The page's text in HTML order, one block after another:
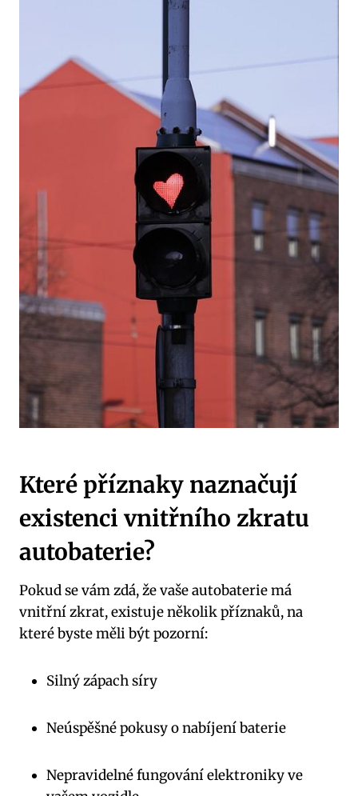
Které příznaky naznačují
existenci vnitřního zkratu
autobaterie?
Pokud se vám zdá, že vaše autobaterie má
vnitřní zkrat, existuje několik příznaků, na
které byste měli být pozorní:
Silný zápach síry
Neúspěšné pokusy o nabíjení baterie
Nepravidelné fungování elektroniky ve